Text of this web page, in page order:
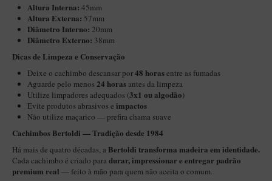
BB Liso e Rústico
Elite Longo
Barolo
CACHIMBOS ARTESANAIS DE BRIAR ITALIANO
Maestro – Briar Italiano
Churchwarden – Briar Italiano
Jateado
Maestro Compacto – Briar Italiano
MONTE SEU KIT/INICIANTES
Altura Interna: 45mm
Altura Externa: 57mm
Diâmetro Interno: 20mm
Diâmetro Externo: 38mm
​​Dicas de Limpeza e Conservação
Deixe o cachimbo descansar por48 horasentre as fumadas
Aguarde pelo menos24 horasantes da limpeza
Utilize limpadores adequados (3x1 ou algodão)
Evite produtos abrasivos e impactos
Não utilize maçarico — prefira chama suave
Cachimbos Bertoldi — Tradição desde 1984
Há mais de quatro décadas, a Bertoldi transforma madeira em identidade.
Cada cachimbo é criado para durar, impressionar e entregar padrão
premium real — feito à mão para quem não aceita o comum.